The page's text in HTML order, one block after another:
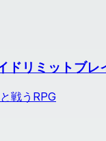
ドリミットブレ
戦うRPG